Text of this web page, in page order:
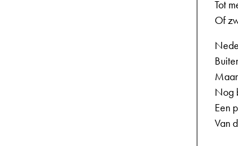
Tot
Of
Nog
Een
Van